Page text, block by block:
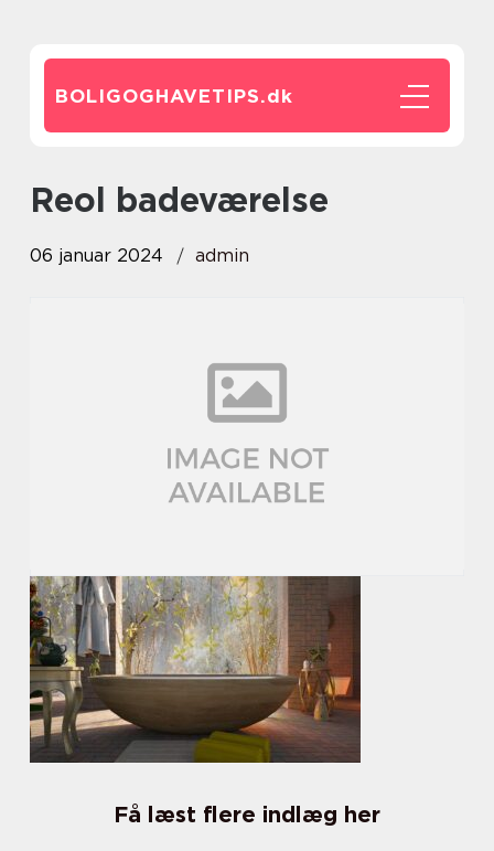
BOLIGOGHAVETIPS.dk
reol badeværelse
06 januar 2024 admin
Få læst flere indlæg her